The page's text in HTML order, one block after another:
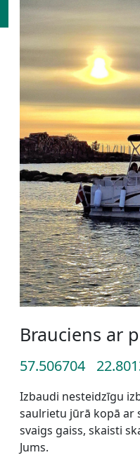
Brauciens ar
57.506704
Izbaudi nesteidzīgu
saulrietu jūrā kopā ar
svaigs gaiss, skaisti
Jums.